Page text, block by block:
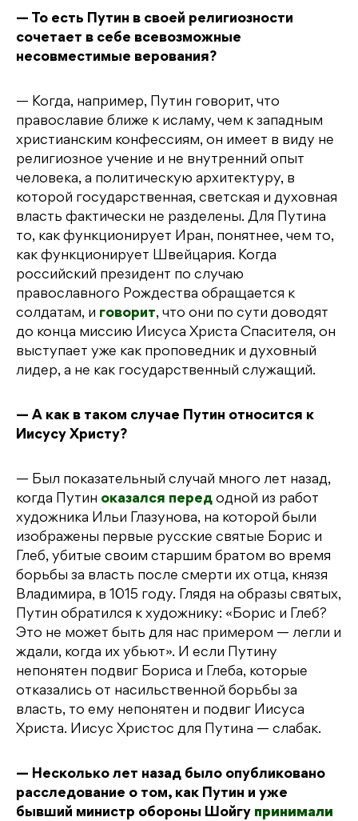
— То есть Путин в своей религиозности
сочетает в себе всевозможные
несовместимые верования?
— Когда, например, Путин говорит, что
православие ближе к исламу, чем к западным
христианским конфессиям, он имеет в виду не
религиозное учение и не внутренний опыт
человека, а политическую архитектуру, в
которой государственная, светская и духовная
власть фактически не разделены. Для Путина
то, как функционирует Иран, понятнее, чем то,
как функционирует Швейцария. Когда
российский президент по случаю
православного Рождества обращается к
солдатам, и говорит, что они по сути доводят
до конца миссию Иисуса Христа Спасителя, он
выступает уже как проповедник и духовный
лидер, а не как государственный служащий.
— А как в таком случае Путин относится к
Иисусу Христу?
— Был показательный случай много лет назад,
когда Путин оказался перед одной из работ
художника Ильи Глазунова, на которой были
изображены первые русские святые Борис и
Глеб, убитые своим старшим братом во время
борьбы за власть после смерти их отца, князя
Владимира, в 1015 году. Глядя на образы святых,
Путин обратился к художнику: «Борис и Глеб?
Это не может быть для нас примером — легли и
ждали, когда их убьют». И если Путину
непонятен подвиг Бориса и Глеба, которые
отказались от насильственной борьбы за
власть, то ему непонятен и подвиг Иисуса
Христа. Иисус Христос для Путина — слабак.
— Несколько лет назад было опубликовано
расследование о том, как Путин и уже
бывший министр обороны Шойгу принимали